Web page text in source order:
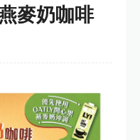
麥奶咖啡